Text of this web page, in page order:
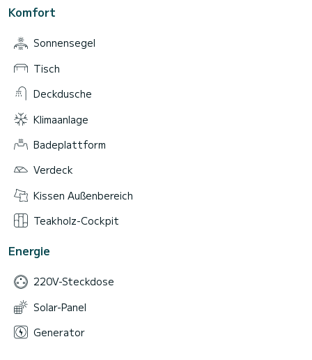
Komfort
Sonnensegel
Tisch
Deckdusche
Klimaanlage
Badeplattform
Verdeck
Kissen Außenbereich
Teakholz-Cockpit
Energie
220V-Steckdose
Solar-Panel
Generator